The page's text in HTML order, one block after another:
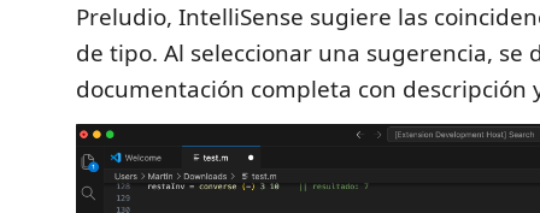
Preludio, IntelliSense sugiere las
de tipo. Al seleccionar una sugerencia, se
documentación completa con descripción